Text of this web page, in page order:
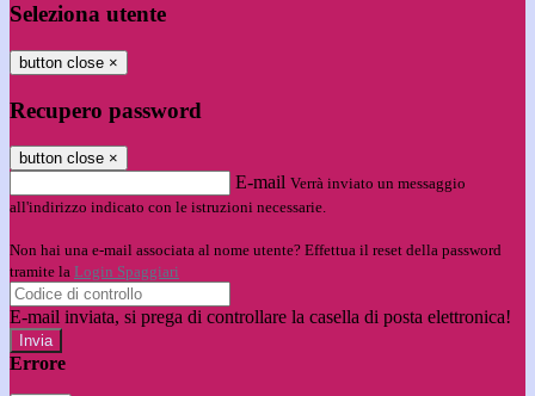
Seleziona utente
button close ×
Recupero password
button close ×
E-mail Verrà inviato un messaggio
all'indirizzo indicato con le istruzioni necessarie.
Non hai una e-mail associata al nome utente? Effettua il reset della password
tramite la Login Spaggiari
E-mail inviata, si prega di controllare la casella di posta elettronica!
Errore